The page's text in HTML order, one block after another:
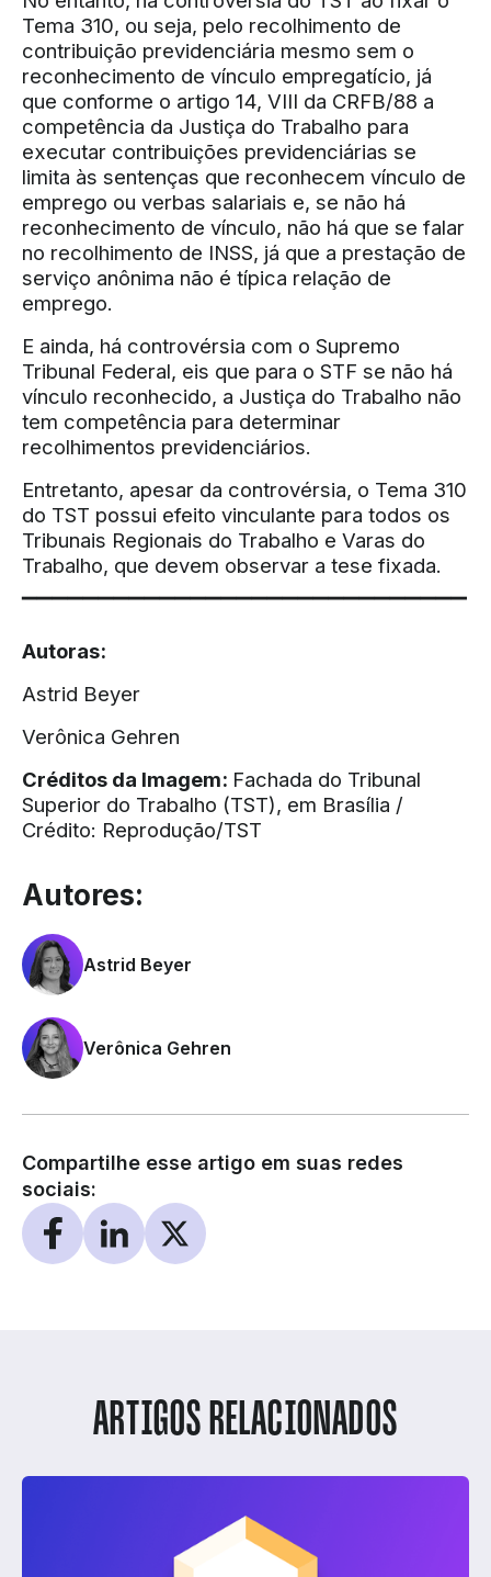
Tema 310, ou seja, pelo recolhimento de
contribuição previdenciária mesmo sem o
reconhecimento de vínculo empregatício, já
que conforme o artigo 14, VIII da CRFB/88 a
competência da Justiça do Trabalho para
executar contribuições previdenciárias se
limita às sentenças que reconhecem vínculo de
emprego ou verbas salariais e, se não há
reconhecimento de vínculo, não há que se falar
no recolhimento de INSS, já que a prestação de
serviço anônima não é típica relação de
emprego.
E ainda, há controvérsia com o Supremo
Tribunal Federal, eis que para o STF se não há
vínculo reconhecido, a Justiça do Trabalho não
tem competência para determinar
recolhimentos previdenciários.
Entretanto, apesar da controvérsia, o Tema 310
do TST possui efeito vinculante para todos os
Tribunais Regionais do Trabalho e Varas do
Trabalho, que devem observar a tese fixada.
▔▔▔▔▔▔▔▔▔▔▔▔▔▔▔▔▔▔▔▔▔▔▔▔▔▔▔▔▔
Autoras:
Astrid Beyer
Verônica Gehren
Créditos da Imagem: Fachada do Tribunal
Superior do Trabalho (TST), em Brasília /
Crédito: Reprodução/TST
Autores:
Astrid Beyer
Verônica Gehren
Compartilhe esse artigo em suas redes
sociais:
ARTIGOS RELACIONADOS